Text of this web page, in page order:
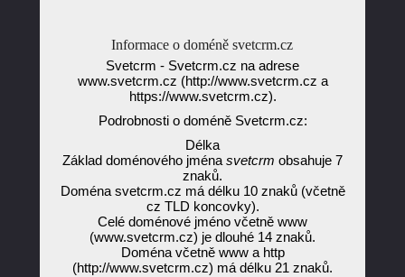
Informace o doméně svetcrm.cz
Svetcrm - Svetcrm.cz na adrese
www.svetcrm.cz (http://www.svetcrm.cz a
https://www.svetcrm.cz).
Podrobnosti o doméně Svetcrm.cz:
Délka
Základ doménového jména svetcrm obsahuje 7
znaků.
Doména svetcrm.cz má délku 10 znaků (včetně
cz TLD koncovky).
Celé doménové jméno včetně www
(www.svetcrm.cz) je dlouhé 14 znaků.
Doména včetně www a http
(http://www.svetcrm.cz) má délku 21 znaků.